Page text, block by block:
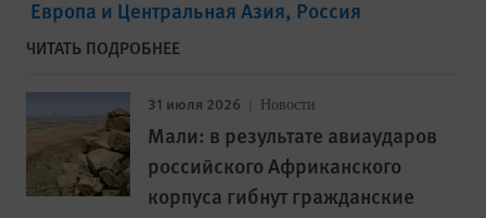
Европа и Центральная Азия Россия
ЧИТАТЬ ПОДРОБНЕЕ
31 июля 2026 Новости
Мали: в результате авиаударов
российского Африканского
корпуса гибнут гражданские